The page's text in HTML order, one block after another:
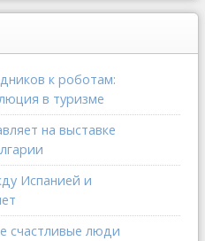
к роботам:
в туризме
на выставке
Испанией и
счастливые люди